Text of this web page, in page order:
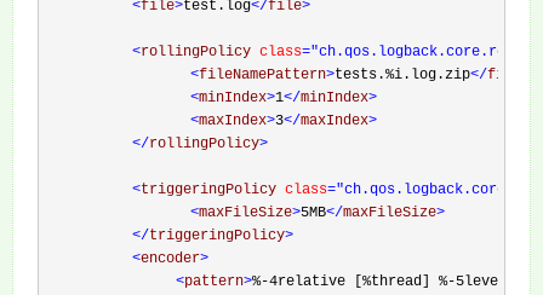
<file>test.log</file>
<rollingPolicy class
<fileNamePattern>tests.%i.log.zip</
<minIndex>1</minIndex>
<maxIndex>3</maxIndex>
</rollingPolicy>
<triggeringPolicy class
<maxFileSize>5MB</maxFileSize>
</triggeringPolicy>
<encoder>
<pattern>%-4relative [%thread] %-5level